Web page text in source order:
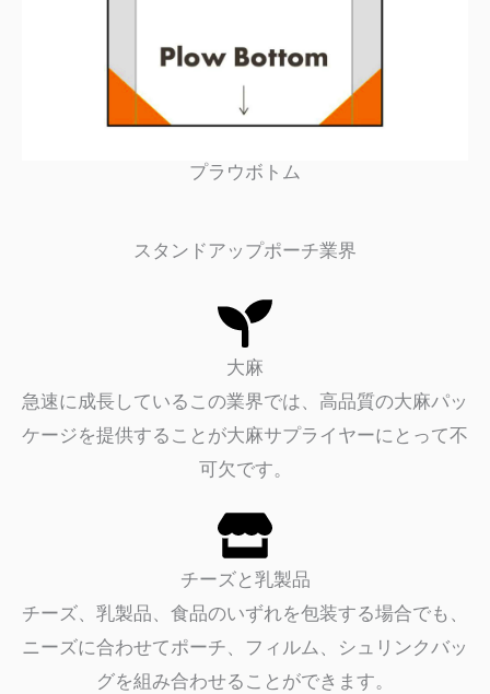
プラウボトム
スタンドアップポーチ業界
大麻
急速に成長しているこの業界では、高品質の大麻パッ
ケージを提供することが大麻サプライヤーにとって不
可欠です。
チーズと乳製品
チーズ、乳製品、食品のいずれを包装する場合でも、
ニーズに合わせてポーチ、フィルム、シュリンクバッ
グを組み合わせることができます。